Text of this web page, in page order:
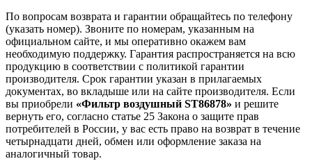
По вопросам возврата и гарантии обращайтесь по телефону
(указать номер). Звоните по номерам, указанным на
официальном сайте, и мы оперативно окажем вам
необходимую поддержку. Гарантия распространяется на всю
продукцию в соответствии с политикой гарантии
производителя. Срок гарантии указан в прилагаемых
документах, во вкладыше или на сайте производителя. Если
вы приобрели «Фильтр воздушный ST86878» и решите
вернуть его, согласно статье 25 Закона о защите прав
потребителей в России, у вас есть право на возврат в течение
четырнадцати дней, обмен или оформление заказа на
аналогичный товар.